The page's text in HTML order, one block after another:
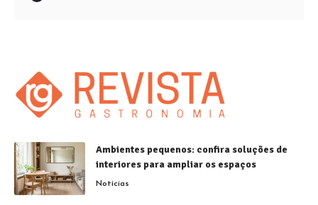
Ambientes pequenos: confira soluções de
interiores para ampliar os espaços
Notícias